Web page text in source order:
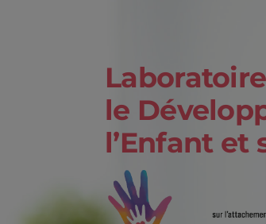
le
l’Enfant et